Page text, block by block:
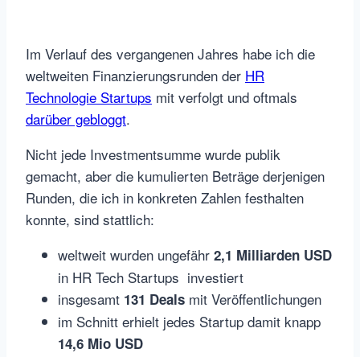
Im Verlauf des vergangenen Jahres habe ich die
weltweiten Finanzierungsrunden der HR
Technologie Startups mit verfolgt und oftmals
darüber gebloggt.
Nicht jede Investmentsumme wurde publik
gemacht, aber die kumulierten Beträge derjenigen
Runden, die ich in konkreten Zahlen festhalten
konnte, sind stattlich:
weltweit wurden ungefähr 2,1 Milliarden USD
in HR Tech Startups investiert
insgesamt 131 Deals mit Veröffentlichungen
im Schnitt erhielt jedes Startup damit knapp
14,6 Mio USD